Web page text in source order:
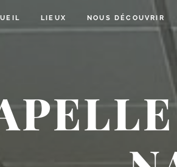
LIEUX NOUS DÉCOUVRIR